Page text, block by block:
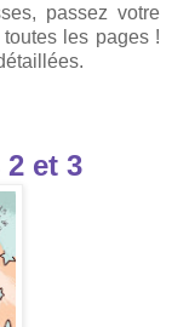
passez votre
les pages !
et 3